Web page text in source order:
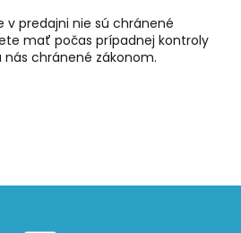
v predajni nie sú chránené
mať počas prípadnej kontroly
nás chránené zákonom.